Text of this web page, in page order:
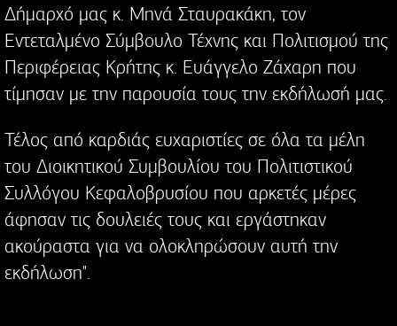
Δήμαρχό μας κ. Μηνά Σταυρακάκη, τον
Εντεταλμένο Σύμβουλο Τέχνης και Πολιτισμού της
Περιφέρειας Κρήτης κ. Ευάγγελο Ζάχαρη που
τίμησαν με την παρουσία τους την εκδήλωσή μας.
Τέλος από καρδιάς ευχαριστίες σε όλα τα μέλη
του Διοικητικού Συμβουλίου του Πολιτιστικού
Συλλόγου Κεφαλοβρυσίου που αρκετές μέρες
άφησαν τις δουλειές τους και εργάστηκαν
ακούραστα για να ολοκληρώσουν αυτή την
εκδήλωση".